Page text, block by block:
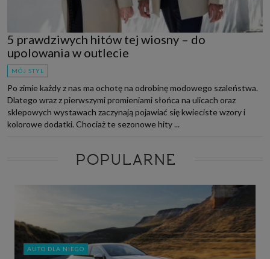
5 prawdziwych hitów tej wiosny – do
upolowania w outlecie
MÓJ STYL
Po zimie każdy z nas ma ochotę na odrobinę modowego szaleństwa.
Dlatego wraz z pierwszymi promieniami słońca na ulicach oraz
sklepowych wystawach zaczynają pojawiać się kwieciste wzory i
kolorowe dodatki. Chociaż te sezonowe hity ...
POPULARNE
AUTO DLA NIEGO